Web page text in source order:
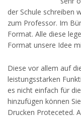
der Schule schreiben
zum Professor. Im
Format. Alle diese
Format unsere Idee
Diese vor allem auf
leistungsstarken
es nicht einfach für
hinzufügen können
Drucken Proteceted.